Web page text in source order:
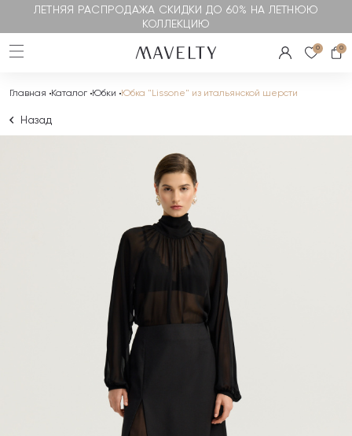
ЛЕТНЯЯ РАСПРОДАЖА СКИДКИ ДО 60% НА ЛЕТНЮЮ
КОЛЛЕКЦИЮ
0 0
Главная Каталог Юбки Юбка "Lissone" из итальянской шерсти
Назад